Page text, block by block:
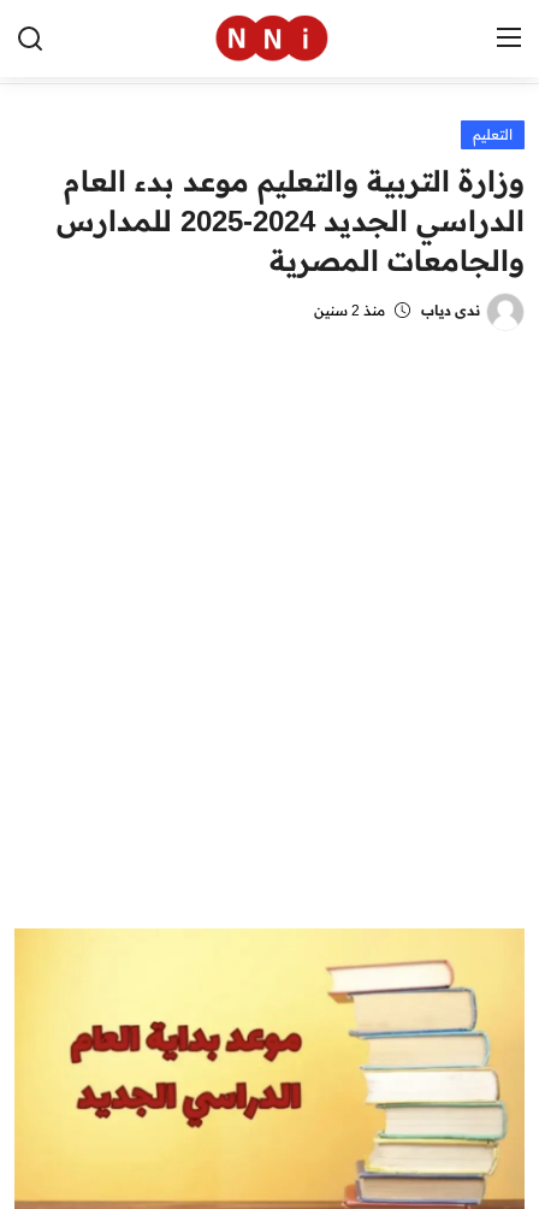
الرئيسية
اخبار مصر
العالم
الرياضة
التعليم
وزارة التربية والتعليم موعد بدء العام
الدراسي الجديد 2024-2025 للمدارس
والجامعات المصرية
ندى دياب منذ 2 سنين